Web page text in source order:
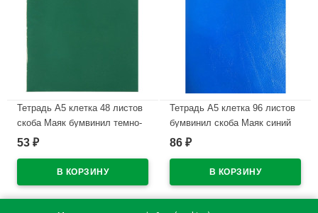
Тетрадь А5 клетка 48 листов
скоба Маяк бумвинил темно-
зеленая арт Т-5048 Б2
53 ₽
Тетрадь А5 клетка 96 листов
бумвинил скоба Маяк синий
арт Т-5096 Б2
86 ₽